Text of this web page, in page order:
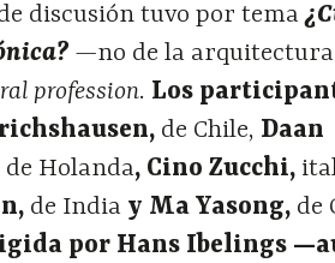
discusión tuvo por tema
—no de la
profession. Los
de Chile, Daan
de Holanda, Cino Zucchi,
de India y Ma Yasong, de
por Hans Ibelings